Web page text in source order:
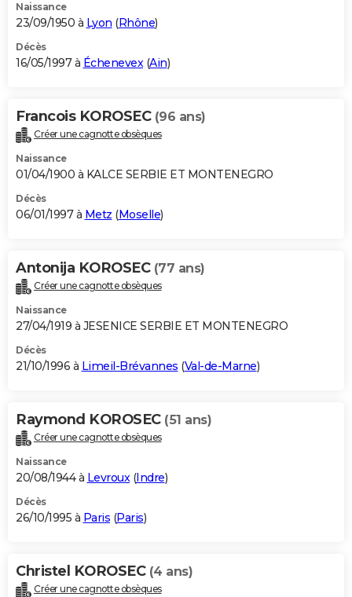
Naissance
23/09/1950 à Lyon (Rhône)
Décès
16/05/1997 à Échenevex(Ain)
Francois KOROSEC (96 ans)
Créer une cagnotte obsèques
Naissance
01/04/1900 à KALCE SERBIE ET MONTENEGRO
Décès
06/01/1997 à Metz (Moselle)
Antonija KOROSEC (77 ans)
Créer une cagnotte obsèques
Naissance
27/04/1919 à JESENICE SERBIE ET MONTENEGRO
Décès
21/10/1996 à Limeil-Brévannes (Val-de-Marne)
Raymond KOROSEC (51 ans)
Créer une cagnotte obsèques
Naissance
20/08/1944 à Levroux(Indre)
Décès
26/10/1995 à Paris (Paris)
Christel KOROSEC (4 ans)
Créer une cagnotte obsèques